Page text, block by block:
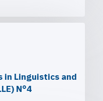
in Linguistics and
N°4